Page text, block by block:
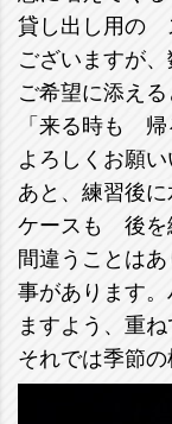
貸し出し用の
ございますが
ご希望に添える
「来る時も
よろしくお願い
あと、練習後
ケースも 後を
間違うことは
事があります
ますよう、重
それでは季節の